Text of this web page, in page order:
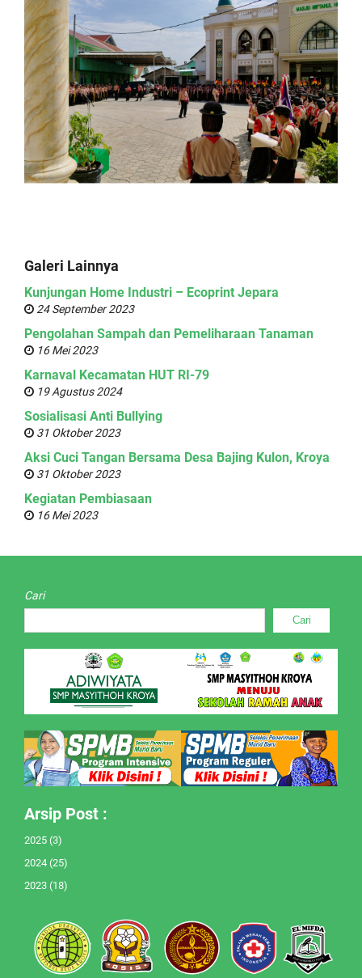
Galeri Lainnya
Kunjungan Home Industri – Ecoprint Jepara
24 September 2023
Pengolahan Sampah dan Pemeliharaan Tanaman
16 Mei 2023
Karnaval Kecamatan HUT RI-79
19 Agustus 2024
Sosialisasi Anti Bullying
31 Oktober 2023
Aksi Cuci Tangan Bersama Desa Bajing Kulon, Kroya
31 Oktober 2023
Kegiatan Pembiasaan
16 Mei 2023
Cari
Cari
Arsip Post :
2025 (3)
2024 (25)
2023 (18)